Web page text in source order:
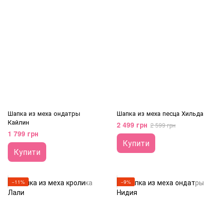
Шапка из меха ондатры
Кайлин
1 799 грн
Купити
Шапка из меха песца Хильда
2 499 грн 2 599 грн
Купити
−11% −9%